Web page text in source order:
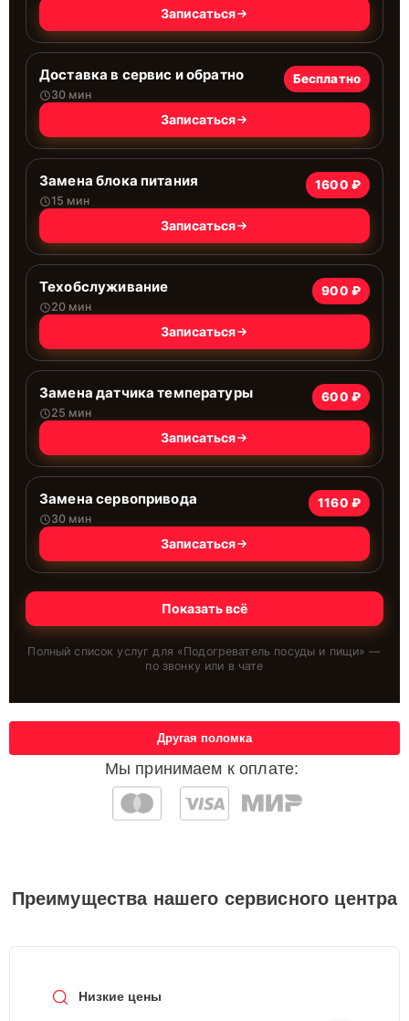
Записаться
Доставка в сервис и обратно
30 мин
Бесплатно
Записаться
Замена блока питания
15 мин
1600 ₽
Записаться
Техобслуживание
20 мин
900 ₽
Записаться
Замена датчика температуры
25 мин
600 ₽
Записаться
Замена сервопривода
30 мин
1160 ₽
Записаться
Показать всё
Полный список услуг для «Подогреватель посуды и пищи» —
по звонку или в чате
Мы принимаем к оплате:
Другая поломка
Преимущества нашего сервисного центра
Низкие цены